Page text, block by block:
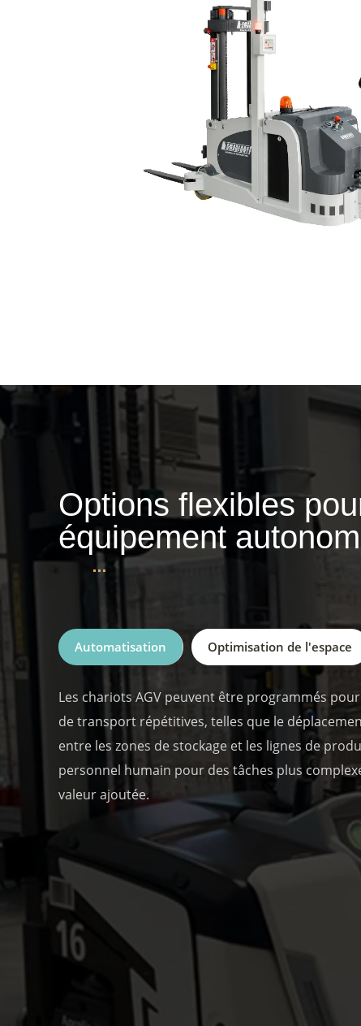
Options flexibles
équipement
Automatisation Optimisation de l'espace
Les chariots AGV peuvent être programmés
de transport répétitives, telles que le
entre les zones de stockage et les lignes de
personnel humain pour des tâches plus
valeur ajoutée.